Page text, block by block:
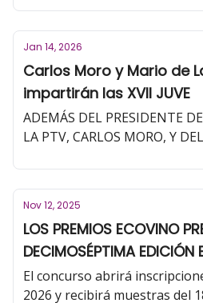
Bodegas LAN (Fuenmayor,
algunas de sus
de recepción de muestras de
2026 ya está abierto hasta el
inscripciones pueden
marzo.
Jan 14, 2026
Carlos Moro y Mario de
impartirán las XVII JUVE
ADEMÁS DEL PRESIDENTE
LA PTV, CARLOS MORO, Y
LLOREDA, PARTICIPARÁN
DIRECTORA DEL ÓRGANO
RIOJA, MARÍA GLORIA SÁENZ
CPAER, Y EL PROFESOR
PALACIOS, QUE MODERARÁ
Nov 12, 2025
LOS PREMIOS ECOVINO
DECIMOSÉPTIMA EDICIÓN
DE LA RIOJA
El concurso abrirá
2026 y recibirá muestras del